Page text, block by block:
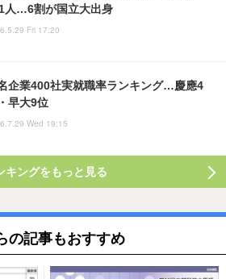
人…6割が国立大出身
Fri 17:20
企業400社実就職率ランキング…慶應4
早大9位
Wed 19:15
キングをもっと見る
の記事もおすすめ